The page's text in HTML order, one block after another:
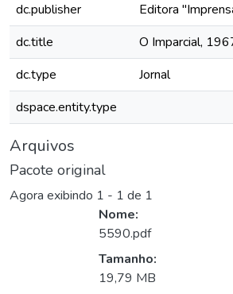
dc.publisher
Editora
dc.title
O Imparcial,
dc.type
Jornal
dspace.entity.type
Arquivos
Pacote original
Agora exibindo 1 - 1 de 1
Nome:
5590.pdf
Tamanho:
19,79 MB